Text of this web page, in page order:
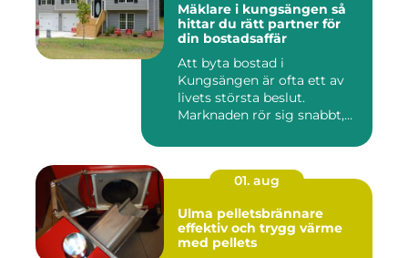
Mäklare i kungsängen så
hittar du rätt partner för
din bostadsaffär
Att byta bostad i
Kungsängen är ofta ett av
livets största beslut.
Marknaden rör sig snabbt,
01. aug
Ulma pelletsbrännare
effektiv och trygg värme
med pellets